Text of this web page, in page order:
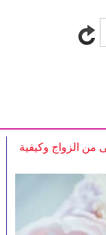
من الزواج وكيفية